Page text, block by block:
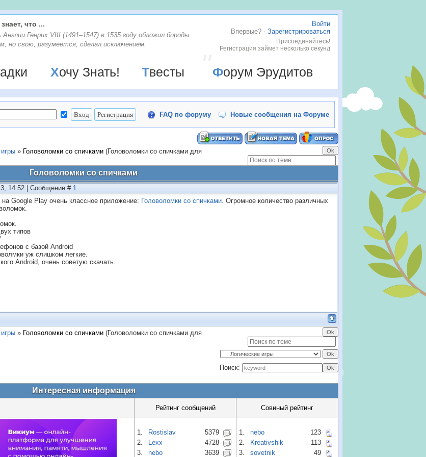
Войти
Впервые? - Зарегистрироваться
Присоединяйтесь!
Регистрация займет несколько секунд
что ...
Англии Генрих VIII (1491–1547) в 1535 году обложил бороды
но свою, разумеется, сделал исключением.
Хочу Знать! Твесты Форум Эрудитов
FAQ по форуму Новые сообщения на Форуме
» Головоломки со спичками (Головоломки со спичками для
Головоломки со спичками
14:52 | Сообщение # 1
Google Play очень классное приложение: Головоломки со спичками. Огромное количество различных
типов
с базой Android
уж слишком легкие.
Android, очень советую скачать.
» Головоломки со спичками (Головоломки со спичками для
Поиск:
Интересная информация
Рейтинг сообщений Совиный рейтинг
1. Rostislav
5379
2.
Lexx
4728
3.
nebo 3639
1. nebo
123
2.
Kreativshik
113
3.
sovetnik 49